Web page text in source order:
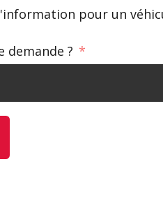
pour un
demande ?